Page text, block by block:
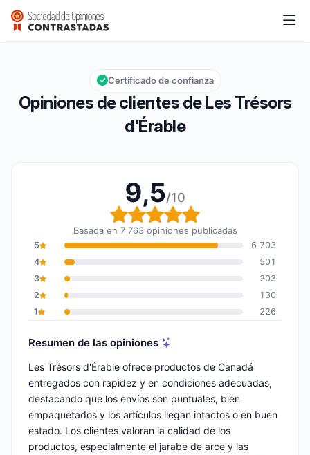
Les Trésors d’Érable
Calificación global: 9,5 de 10
9,5/10
Opiniones de clientes de Les Trésors
d’Érable
Certificado de confianza
9,5/10
Calificación global: 9,5
Basada en 7 763 opiniones publicadas
5
6 703
4
501
3
203
2
130
1
226
Resumen de las opiniones
Les Trésors d'Érable ofrece productos de Canadá
entregados con rapidez y en condiciones adecuadas,
destacando que los envíos son puntuales, bien
empaquetados y los artículos llegan intactos o en buen
estado. Los clientes valoran la calidad de los
productos, especialmente el jarabe de arce y las